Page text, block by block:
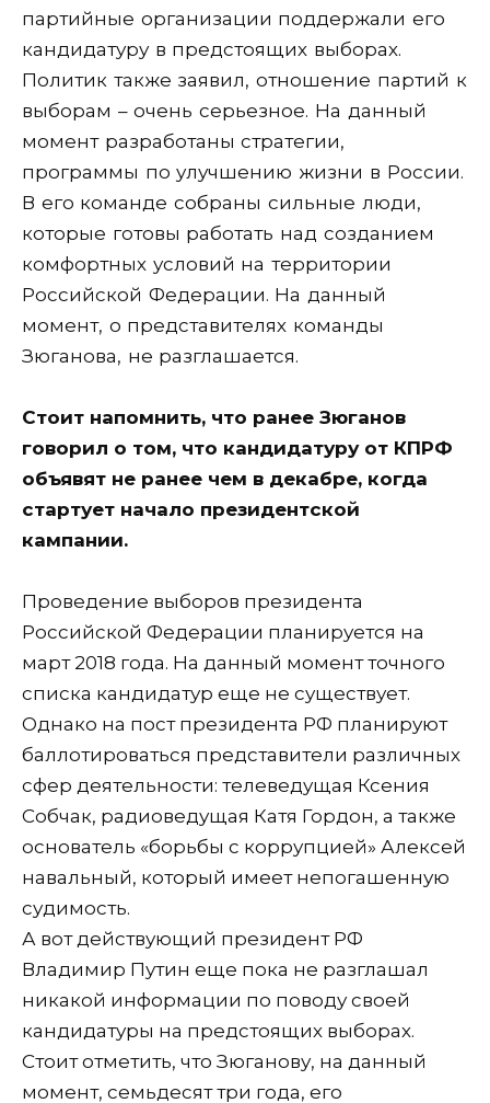
партийные организации поддержали его
кандидатуру в предстоящих выборах.
Политик также заявил, отношение партий к
выборам – очень серьезное. На данный
момент разработаны стратегии,
программы по улучшению жизни в России.
В его команде собраны сильные люди,
которые готовы работать над созданием
комфортных условий на территории
Российской Федерации. На данный
момент, о представителях команды
Зюганова, не разглашается.
Стоит напомнить, что ранее Зюганов
говорил о том, что кандидатуру от КПРФ
объявят не ранее чем в декабре, когда
стартует начало президентской
кампании.
Проведение выборов президента
Российской Федерации планируется на
март 2018 года. На данный момент точного
списка кандидатур еще не существует.
Однако на пост президента РФ планируют
баллотироваться представители различных
сфер деятельности: телеведущая Ксения
Собчак, радиоведущая Катя Гордон, а также
основатель «борьбы с коррупцией» Алексей
навальный, который имеет непогашенную
судимость.
А вот действующий президент РФ
Владимир Путин еще пока не разглашал
никакой информации по поводу своей
кандидатуры на предстоящих выборах.
Стоит отметить, что Зюганову, на данный
момент, семьдесят три года, его